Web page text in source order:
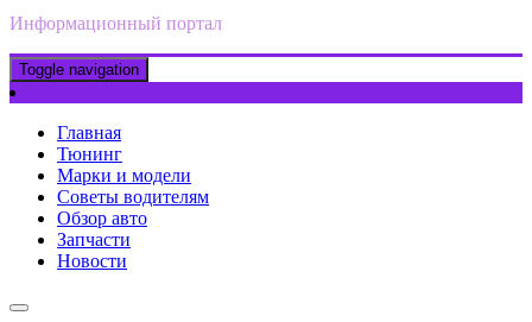
Информационный портал
Toggle navigation
Главная
Тюнинг
Марки и модели
Советы водителям
Обзор авто
Запчасти
Новости